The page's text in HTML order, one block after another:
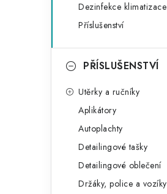
Dezinfekce klimatizace
Příslušenství
PŘÍSLUŠENSTVÍ
Utěrky a ručníky
Aplikátory
Autoplachty
Detailingové tašky
Detailingové oblečení
Držáky, police a vozíky